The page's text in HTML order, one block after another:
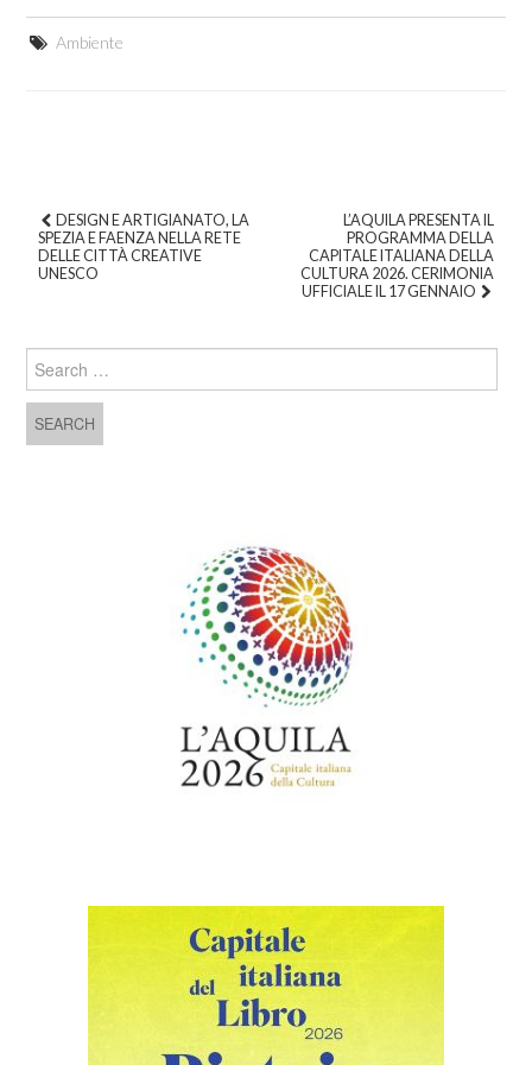
Ambiente
Post navigation
DESIGN E ARTIGIANATO, LA
SPEZIA E FAENZA NELLA RETE
DELLE CITTÀ CREATIVE
UNESCO
L’AQUILA PRESENTA IL
PROGRAMMA DELLA
CAPITALE ITALIANA DELLA
CULTURA 2026. CERIMONIA
UFFICIALE IL 17 GENNAIO
Search for: